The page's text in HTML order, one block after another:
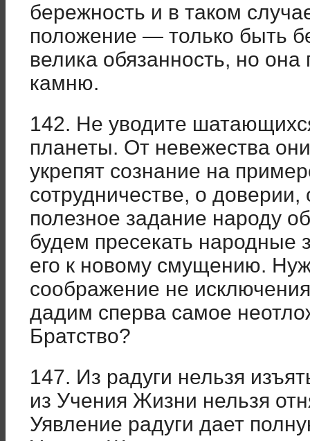
бережность и в таком
положение — только быть
велика обязанность, но
камню.
142. Не уводите
планеты. От невежества
укрепят сознание на
сотрудничестве, о
полезное задание народу
будем пресекать народные
его к новому смущению.
соображение не
дадим сперва самое
Братство?
147. Из радуги нельзя
из Учения Жизни нельзя
Уявление радуги дает